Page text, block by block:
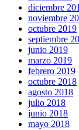
diciembre
noviembre
octubre 2019
septiembre
junio 2019
marzo 2019
febrero 2019
octubre 2018
agosto 2018
julio 2018
junio 2018
mayo 2018